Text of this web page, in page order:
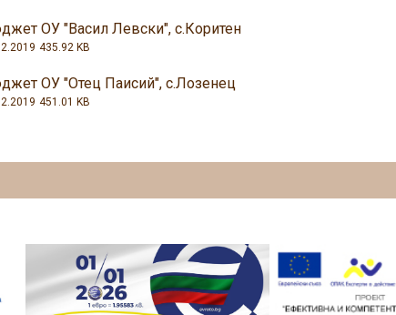
ОУ "Васил Левски", с.Коритен
435.92 KB
ОУ "Отец Паисий", с.Лозенец
451.01 KB